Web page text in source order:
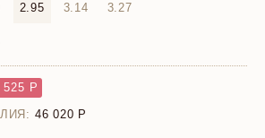
2.95 3.14 3.27
Р
46 020